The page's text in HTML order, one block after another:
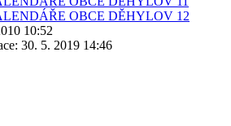
10:52
30. 5. 2019 14:46